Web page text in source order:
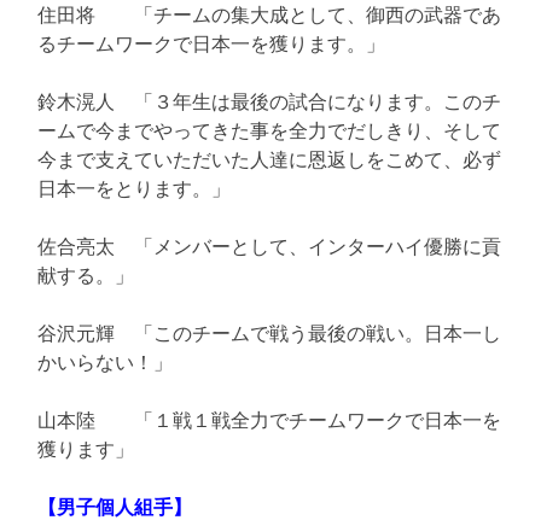
住田将 「チームの集大成として、御西の武器であ
るチームワークで日本一を獲ります。」
鈴木滉人 「３年生は最後の試合になります。このチ
ームで今までやってきた事を全力でだしきり、そして
今まで支えていただいた人達に恩返しをこめて、必ず
日本一をとります。」
佐合亮太 「メンバーとして、インターハイ優勝に貢
献する。」
谷沢元輝 「このチームで戦う最後の戦い。日本一し
かいらない！」
山本陸 「１戦１戦全力でチームワークで日本一を
獲ります」
【男子個人組手】